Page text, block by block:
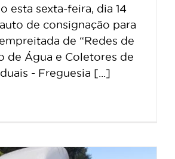
esta sexta-feira, dia 14
de consignação para
de “Redes de
de Água e Coletores de
- Freguesia [...]